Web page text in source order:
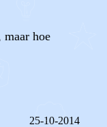
hoe
25-10-2014